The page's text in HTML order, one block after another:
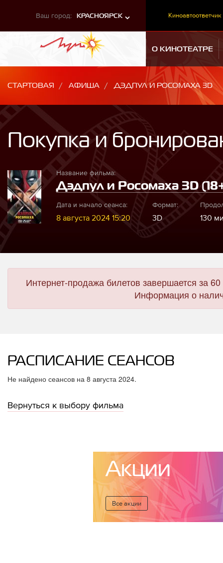
Ваш город: КРАСНОЯРСК Киноавтоответчик
О КИНОТЕАТРЕ
СТАРТОВАЯ АФИША ДЭДПУЛ И РОСОМАХА 3D
Покупка и
Название фильма:
Дэдпул и Росомаха 3D
Дата и начало сеанса:
8 августа 2024 15:20
Формат:
3D 130
Интернет-продажа билетов завершается за
Информация о
РАСПИСАНИЕ СЕАНСОВ
Не найдено сеансов на 8 августа 2024.
Вернуться к выбору фильма
Акции
Все акции